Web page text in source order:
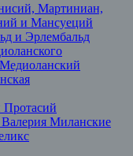
Мартиниан,
и Мансуеций
и Эрлембальд
Миланские